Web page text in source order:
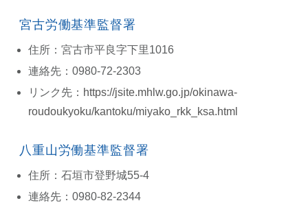
宮古労働基準監督署
住所：宮古市平良字下里1016
連絡先：0980-72-2303
リンク先： https://jsite.mhlw.go.jp/okinawa-
roudoukyoku/kantoku/miyako_rkk_ksa.html
八重山労働基準監督署
住所：石垣市登野城55-4
連絡先：0980-82-2344